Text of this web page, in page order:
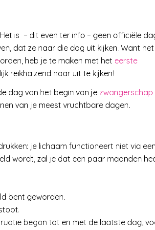
is – dit even ter info – geen officiële
dat ze naar die dag uit kijken. Want
heb je te maken met het eerste
reikhalzend naar uit te kijken!
dag van het begin van je zwangerschap
van je meest vruchtbare dagen.
je lichaam functioneert niet via
wordt, zal je dat een paar maanden
bent geworden.
begon tot en met de laatste dag,